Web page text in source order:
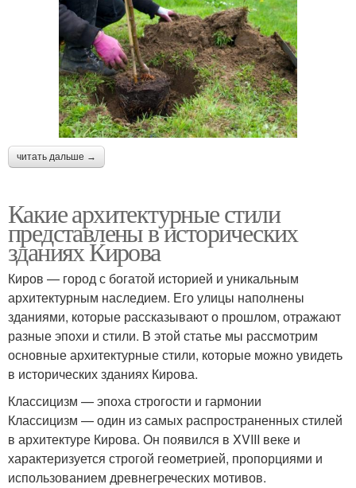
читать дальше →
Какие архитектурные стили
представлены в исторических
зданиях Кирова
Киров — город с богатой историей и уникальным
архитектурным наследием. Его улицы наполнены
зданиями, которые рассказывают о прошлом, отражают
разные эпохи и стили. В этой статье мы рассмотрим
основные архитектурные стили, которые можно увидеть
в исторических зданиях Кирова.
Классицизм — эпоха строгости и гармонии
Классицизм — один из самых распространенных стилей
в архитектуре Кирова. Он появился в XVIII веке и
характеризуется строгой геометрией, пропорциями и
использованием древнегреческих мотивов.